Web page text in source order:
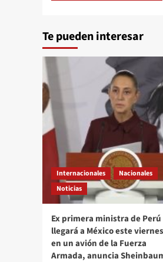
Te pueden interesar
Internacionales
Nacionales
Noticias
Ex primera ministra de Perú
llegará a México este viernes
en un avión de la Fuerza
Armada, anuncia